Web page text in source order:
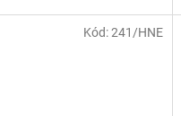
Kód:241/HNE